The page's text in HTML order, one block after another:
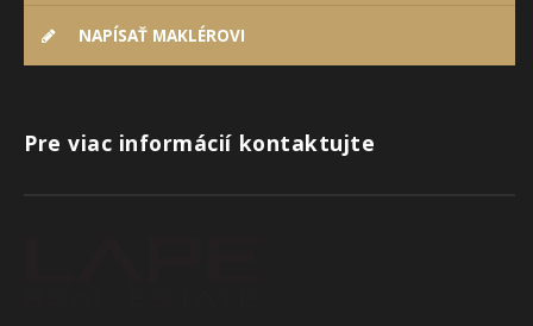
NAPÍSAŤ MAKLÉROVI
Pre viac informácií kontaktujte